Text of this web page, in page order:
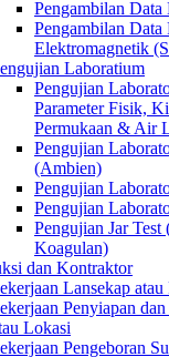
Pengambilan Data
Pengambilan Data
Elektromagnetik
Laboratium
Pengujian
Parameter Fisik,
Permukaan & Air
Pengujian
(Ambien)
Pengujian
Pengujian
Pengujian Jar Test
Koagulan)
dan Kontraktor
Lansekap atau
Penyiapan
Lokasi
Pengeboran